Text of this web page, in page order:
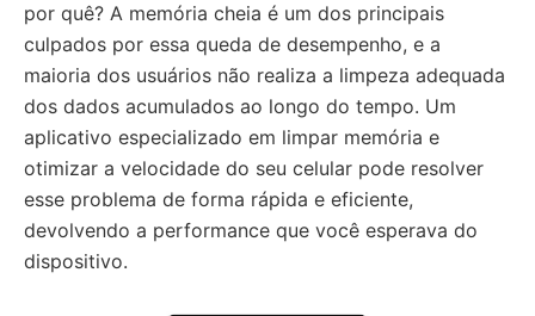
por quê? A memória cheia é um dos principais
culpados por essa queda de desempenho, e a
maioria dos usuários não realiza a limpeza adequada
dos dados acumulados ao longo do tempo. Um
aplicativo especializado em limpar memória e
otimizar a velocidade do seu celular pode resolver
esse problema de forma rápida e eficiente,
devolvendo a performance que você esperava do
dispositivo.